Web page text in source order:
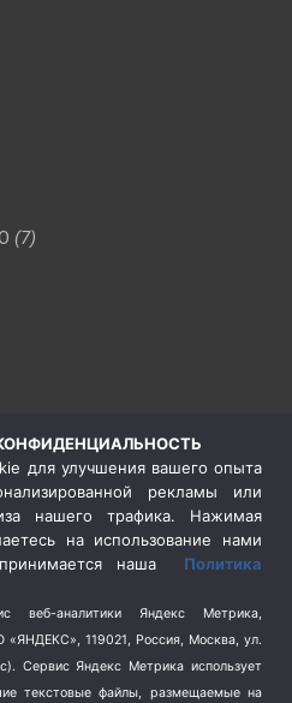
(7)
(404)
для улучшения вашего опыта
рекламы или
нашего трафика. Нажимая
на использование нами
наша Политика
веб-аналитики Яндекс Метрика,
119021, Россия, Москва, ул.
Сервис Яндекс Метрика использует
текстовые файлы, размещаемые на